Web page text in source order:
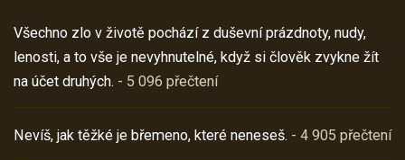
Všechno zlo v životě pochází z duševní prázdnoty, nudy,
lenosti, a to vše je nevyhnutelné, když si člověk zvykne žít
na účet druhých. - 5 096 přečtení
Nevíš, jak těžké je břemeno, které neneseš. - 4 905 přečtení